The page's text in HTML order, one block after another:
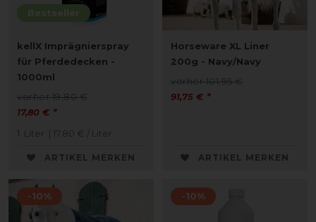
Bestseller
kellX Imprägnierspray
für Pferdedecken -
1000ml
vorher 19,80 €
17,80 € *
1 Liter | 17,80 € / Liter
ARTIKEL MERKEN
Horseware XL Liner
200g - Navy/Navy
vorher 101,95 €
91,75 € *
ARTIKEL MERKEN
-10% -10%